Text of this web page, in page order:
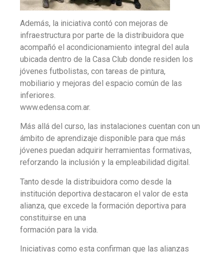
Además, la iniciativa contó con mejoras de
infraestructura por parte de la distribuidora que
acompañó el acondicionamiento integral del aula
ubicada dentro de la Casa Club donde residen los
jóvenes futbolistas, con tareas de pintura,
mobiliario y mejoras del espacio común de las
inferiores.
www.edensa.com.ar.
Más allá del curso, las instalaciones cuentan con un
ámbito de aprendizaje disponible para que más
jóvenes puedan adquirir herramientas formativas,
reforzando la inclusión y la empleabilidad digital.
Tanto desde la distribuidora como desde la
institución deportiva destacaron el valor de esta
alianza, que excede la formación deportiva para
constituirse en una
formación para la vida.
Iniciativas como esta confirman que las alianzas